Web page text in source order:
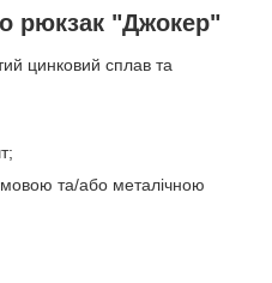
рюкзак "Джокер"
цинковий сплав та
та/або металічною